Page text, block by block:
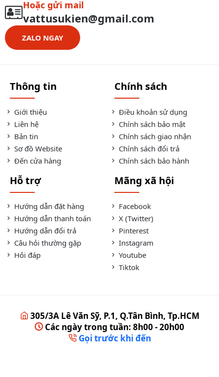
Hoặc gửi mail
vattusukien@gmail.com
ZALO NGAY
Thông tin
Giới thiệu
Liên hệ
Bản tin
Sơ đồ Website
Đến cửa hàng
Chính sách
Điều khoản sử dụng
Chính sách bảo mật
Chính sách giao nhận
Chính sách đổi trả
Chính sách bảo hành
Hỗ trợ
Hướng dẫn đặt hàng
Hướng dẫn thanh toán
Hướng dẫn đổi trả
Câu hỏi thường gặp
Hỏi đáp
Mãng xã hội
Facebook
X (Twitter)
Pinterest
Instagram
Youtube
Tiktok
305/3A Lê Văn Sỹ, P.1, Q.Tân Bình, Tp.HCM
Các ngày trong tuần: 8h00 - 20h00
Gọi trước khi đến